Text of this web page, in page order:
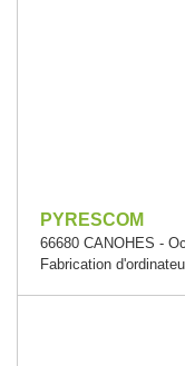
PYRESCOM
66680 CANOHES -
Fabrication